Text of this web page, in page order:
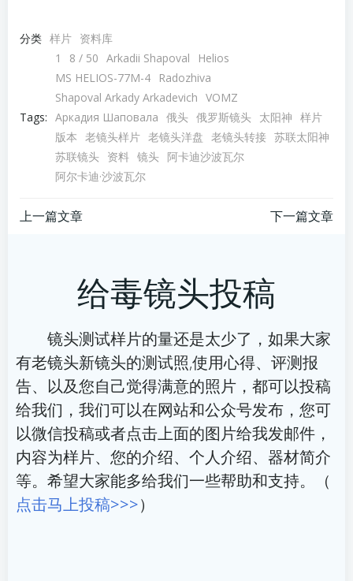
分类 样片 资料库
Tags:
1 8 / 50 Arkadii Shapoval
Helios
MS HELIOS-77M-4
Radozhiva
Shapoval Arkady Arkadevich VOMZ
Аркадия Шаповала 俄头 俄罗斯镜头 太阳神 样片
版本 老镜头样片 老镜头洋盘 老镜头转接 苏联太阳神
苏联镜头 资料 镜头 阿卡迪沙波瓦尔
阿尔卡迪·沙波瓦尔
文
航
上一篇文章
导
航
下一篇文章
给毒镜头投稿
镜头测试样片的量还是太少了，如果大家
有老镜头新镜头的测试照,使用心得、评测报
告、以及您自己觉得满意的照片，都可以投稿
给我们，我们可以在网站和公众号发布，您可
以微信投稿或者点击上面的图片给我发邮件，
内容为样片、您的介绍、个人介绍、器材简介
等。希望大家能多给我们一些帮助和支持。（
点击马上投稿>>>）